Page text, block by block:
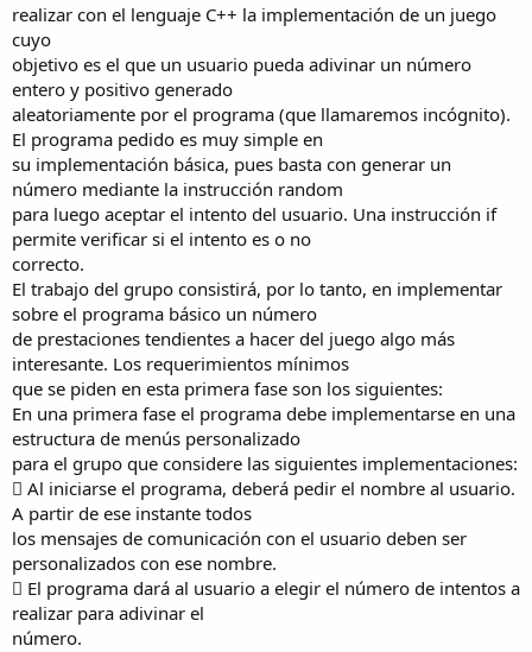
realizar con el lenguaje C++ la implementación de un juego
cuyo
objetivo es el que un usuario pueda adivinar un número
entero y positivo generado
aleatoriamente por el programa (que llamaremos incógnito).
El programa pedido es muy simple en
su implementación básica, pues basta con generar un
número mediante la instrucción random
para luego aceptar el intento del usuario. Una instrucción if
permite verificar si el intento es o no
correcto.
El trabajo del grupo consistirá, por lo tanto, en implementar
sobre el programa básico un número
de prestaciones tendientes a hacer del juego algo más
interesante. Los requerimientos mínimos
que se piden en esta primera fase son los siguientes:
En una primera fase el programa debe implementarse en una
estructura de menús personalizado
para el grupo que considere las siguientes implementaciones:
 Al iniciarse el programa, deberá pedir el nombre al usuario.
A partir de ese instante todos
los mensajes de comunicación con el usuario deben ser
personalizados con ese nombre.
 El programa dará al usuario a elegir el número de intentos a
realizar para adivinar el
número.